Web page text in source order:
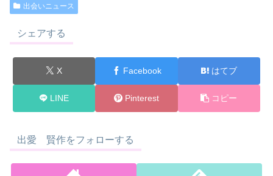
出会いニュース
シェアする
X Facebook はてブ
LINE Pinterest コピー
出愛 賢作をフォローする